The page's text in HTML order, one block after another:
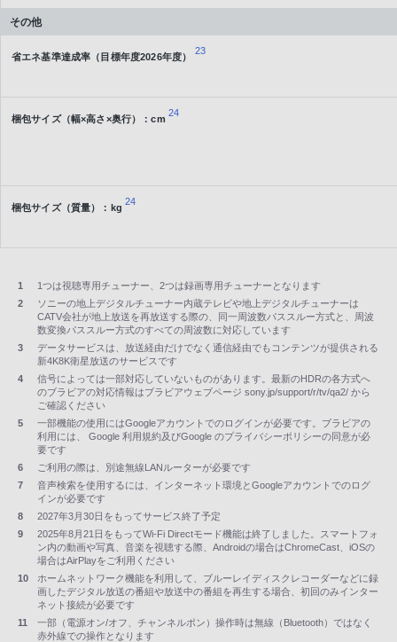
その他
省エネ基準達成率（目標年度2026年度）
23
梱包サイズ（幅×高さ×奥行）：cm
24
梱包サイズ（質量）：kg
24
1
1つは視聴専用チューナー、2つは録画専用チューナーとなります
2
ソニーの地上デジタルチューナー内蔵テレビや地上デジタルチューナーは
CATV会社が地上放送を再放送する際の、同一周波数パススルー方式と、周波
数変換パススルー方式のすべての周波数に対応しています
3
データサービスは、放送経由だけでなく通信経由でもコンテンツが提供される
新4K8K衛星放送のサービスです
4
信号によっては一部対応していないものがあります。最新のHDRの各方式へ
のブラビアの対応情報はブラビアウェブページ sony.jp/support/r/tv/qa2/ から
ご確認ください
5
一部機能の使用にはGoogleアカウントでのログインが必要です。ブラビアの
利用には、 Google 利用規約及びGoogle のプライバシーポリシーの同意が必
要です
6
ご利用の際は、別途無線LANルーターが必要です
7
音声検索を使用するには、インターネット環境とGoogleアカウントでのログ
インが必要です
8
2027年3月30日をもってサービス終了予定
9
2025年8月21日をもってWi-Fi Directモード機能は終了しました。スマートフォ
ン内の動画や写真、音楽を視聴する際、Androidの場合はChromeCast、iOSの
場合はAirPlayをご利用ください
10
ホームネットワーク機能を利用して、ブルーレイディスクレコーダーなどに録
画したデジタル放送の番組や放送中の番組を再生する場合、初回のみインター
ネット接続が必要です
11
一部（電源オン/オフ、チャンネルポン）操作時は無線（Bluetooth）ではなく
赤外線での操作となります